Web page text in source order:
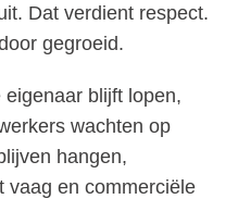
Dat verdient respect.
gegroeid.
blijft lopen,
wachten op
hangen,
vaag en commerciële